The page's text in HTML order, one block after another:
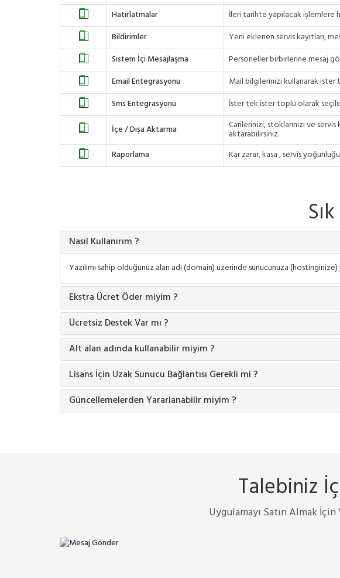
Hatırlatmalar
İleri tarihte yapılacak işlemlere
Bildirimler
Yeni eklenen servis kayıtları,
Sistem İçi Mesajlaşma
Personeller birbirlerine mesaj
Email Entegrasyonu
Mail bilgilerinizi kullanarak
Sms Entegrasyonu
İster tek ister toplu olarak
İçe / Dışa Aktarma
Carilerinizi, stoklarınızı ve
aktarabilirsiniz.
Raporlama
Kar zarar, kasa , servis
Nasıl Kullanırım ?
Yazılımı sahip olduğunuz alan adı (domain) üzerinde sunucunuza
Ekstra Ücret Öder miyim ?
Ücretsiz Destek Var mı ?
Alt alan adında kullanabilir miyim ?
Lisans İçin Uzak Sunucu Bağlantısı Gerekli mi ?
Güncellemelerden Yararlanabilir miyim ?
Talebiniz
Uygulamayı Satın Almak